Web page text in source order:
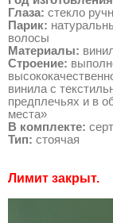
Глаза: стекло
Парик:
волосы
Материалы:
Строение:
винила с
предплечьях и в
места»
В комплекте:
Тип: стоячая
Лимит закрыт.